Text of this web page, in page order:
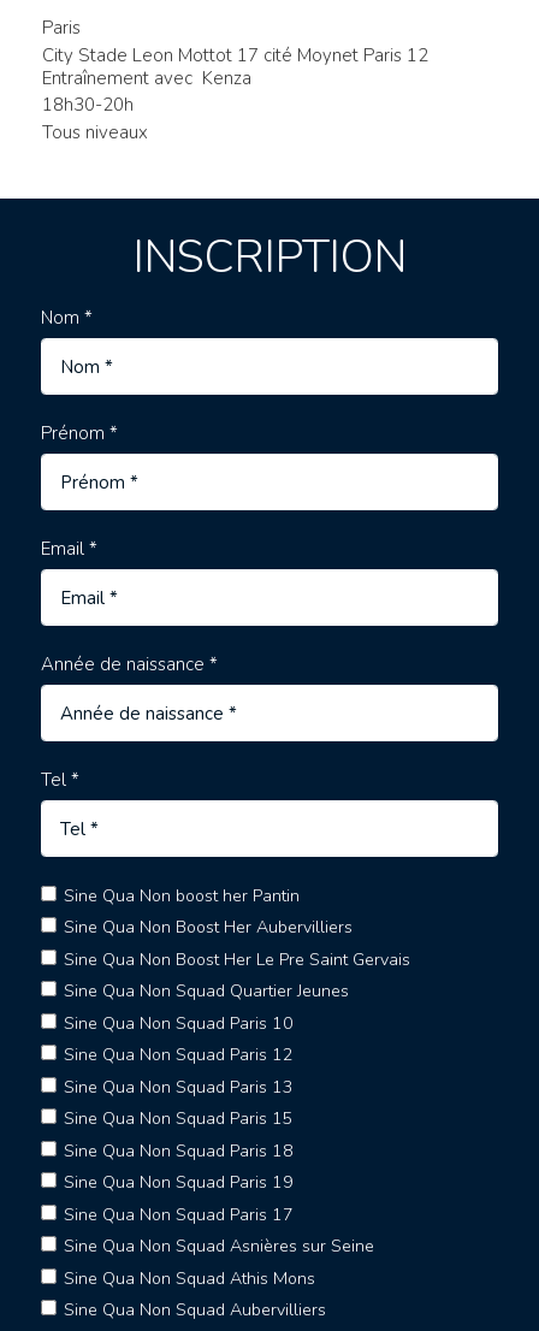
Paris
City Stade Leon Mottot 17 cité Moynet Paris 12
Entraînement avec Kenza
18h30-20h
Tous niveaux
INSCRIPTION
Nom *
Prénom *
Email *
Année de naissance *
Tel *
Sine Qua Non boost her Pantin
Sine Qua Non Boost Her Aubervilliers
Sine Qua Non Boost Her Le Pre Saint Gervais
Sine Qua Non Squad Quartier Jeunes
Sine Qua Non Squad Paris 10
Sine Qua Non Squad Paris 12
Sine Qua Non Squad Paris 13
Sine Qua Non Squad Paris 15
Sine Qua Non Squad Paris 18
Sine Qua Non Squad Paris 19
Sine Qua Non Squad Paris 17
Sine Qua Non Squad Asnières sur Seine
Sine Qua Non Squad Athis Mons
Sine Qua Non Squad Aubervilliers